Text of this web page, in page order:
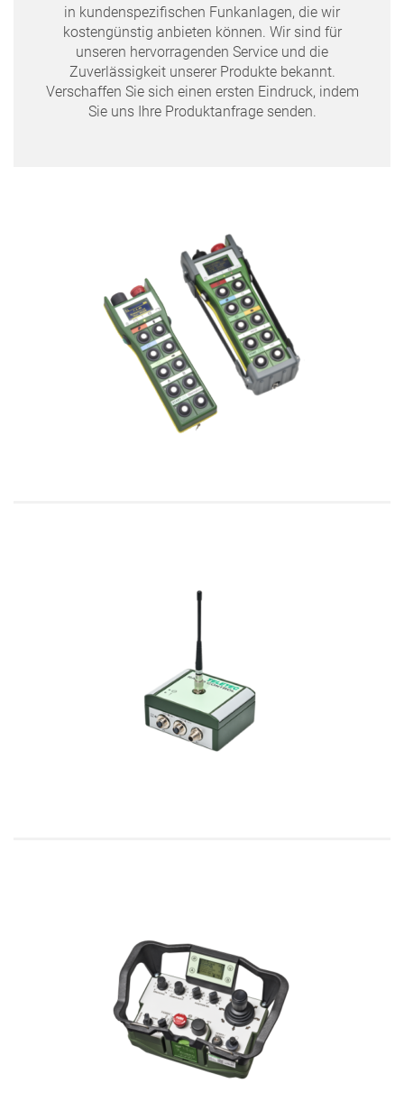
in kundenspezifischen Funkanlagen, die wir
kostengünstig anbieten können. Wir sind für
unseren hervorragenden Service und die
Zuverlässigkeit unserer Produkte bekannt.
Verschaffen Sie sich einen ersten Eindruck, indem
Sie uns Ihre Produktanfrage senden.